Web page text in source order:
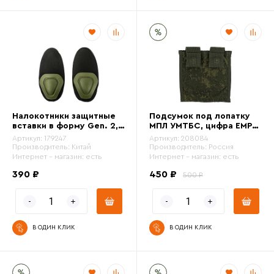
Налокотники защитные
вставки в форму Gen. 2,
олива (Б/У)
Артикул: 179247
Производитель: Китай
Интернет - магазин: есть
390 ₽
В ОДИН КЛИК
Подсумок под лопатку
МПЛ УМТБС, цифра ЕМР
(Б/У)
Артикул: 208084
Производитель: Россия
Интернет - магазин: есть
500 ₽
450 ₽
В ОДИН КЛИК